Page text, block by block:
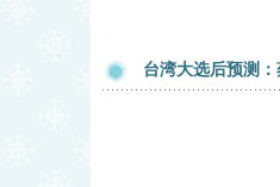
台湾大选后预测